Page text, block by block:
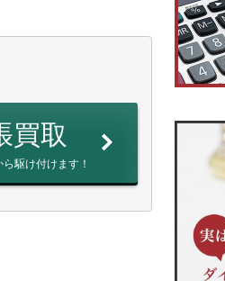
買取
駆け付けます！